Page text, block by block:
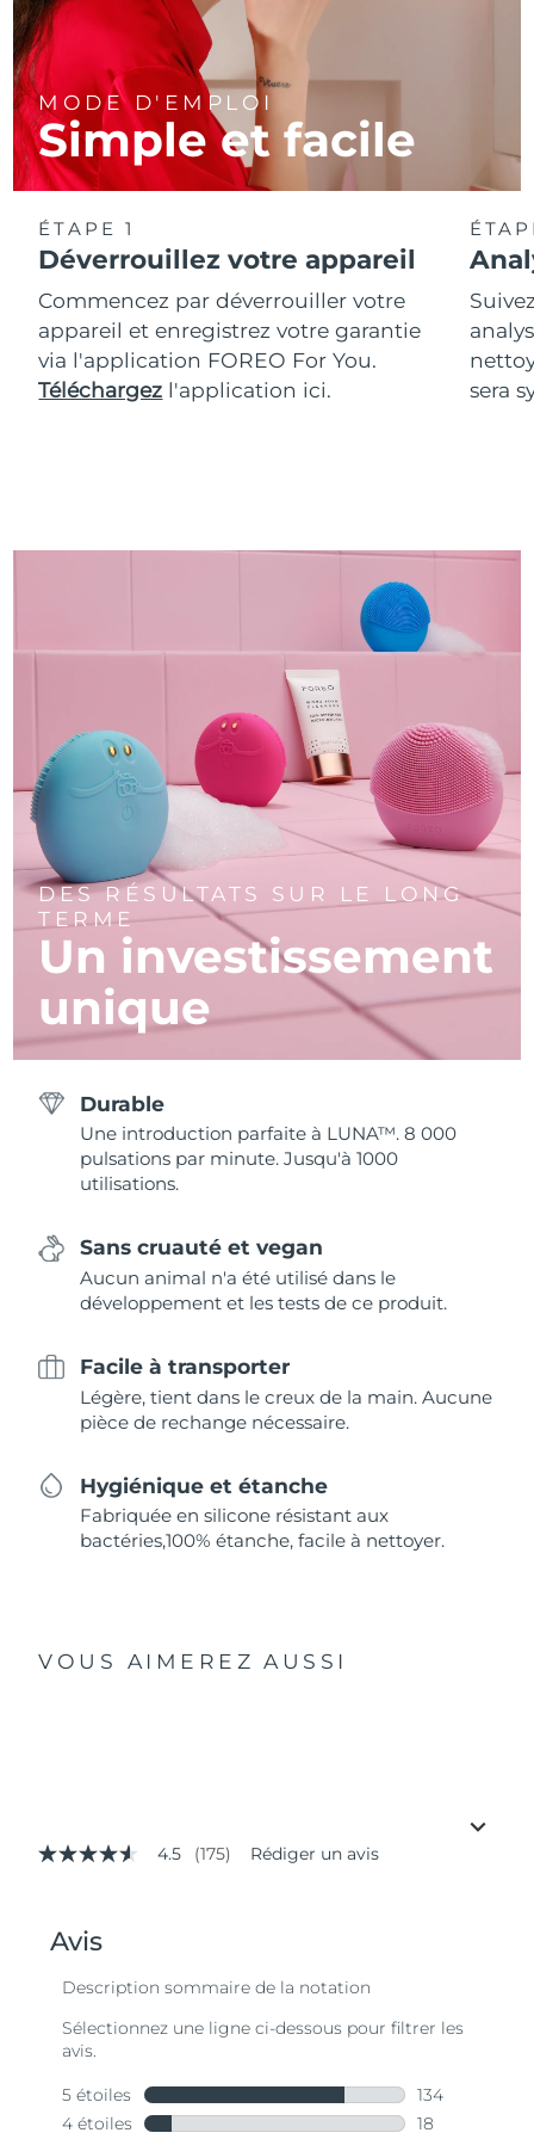
MODE D'EMPLOI
Simple et facile
ÉTAPE 1
Déverrouillez votre appareil
Commencez par déverrouiller votre
appareil et enregistrez votre garantie
via l'application FOREO For You.
Téléchargez l'application ici.
sera
DES RÉSULTATS SUR LE LONG
TERME
Un investissement
unique
Durable
Une introduction parfaite à LUNA™. 8 000
pulsations par minute. Jusqu'à 1000
utilisations.
Sans cruauté et vegan
Aucun animal n'a été utilisé dans le
développement et les tests de ce produit.
Facile à transporter
Légère, tient dans le creux de la main. Aucune
pièce de rechange nécessaire.
Hygiénique et étanche
Fabriquée en silicone résistant aux
bactéries,100% étanche, facile à nettoyer.
VOUS AIMEREZ AUSSI
4.5
valeur
de
note
Read
175
Lien
4.5 (175) Rédiger un avis